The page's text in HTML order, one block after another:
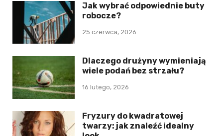
Jak wybrać odpowiednie buty
robocze?
25 czerwca, 2026
Dlaczego drużyny wymieniają
wiele podań bez strzału?
16 lutego, 2026
Fryzury do kwadratowej
twarzy: jak znaleźć idealny